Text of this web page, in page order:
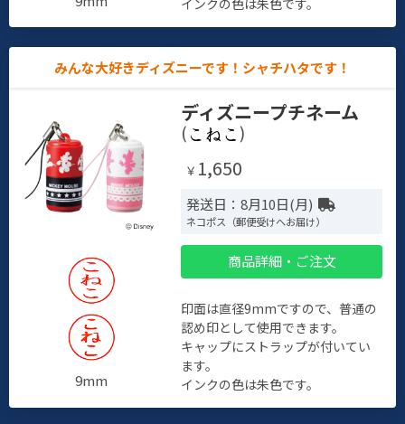
みんな大好きディズニーです！シャチハタです！
9mm
ディズニープチネーム
( )
￥ 1,650
発送日：8月10日(月)
ネコポス（郵便受けへお届け）
商品詳細・ご注文
印面は直径9mmですので、普通の
認め印として使用できます。
キャップにストラップが付いてい
ます。
インクの色は朱色です。